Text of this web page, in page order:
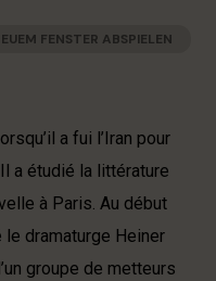
DeezerFENSTER ABSPIELEN
a fui l’Iran pour
a étudié la littérature
à Paris. Au début
dramaturge Heiner
groupe de metteurs